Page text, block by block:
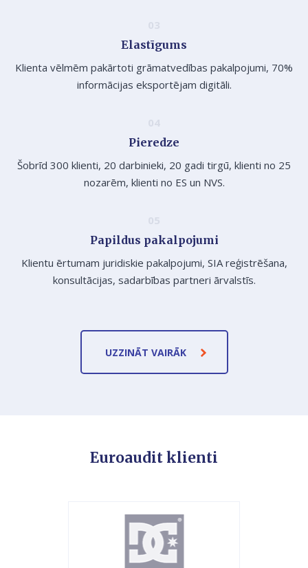
Elastīgums
Klienta vēlmēm pakārtoti grāmatvedības pakalpojumi, 70%
informācijas eksportējam digitāli.
Pieredze
Šobrīd 300 klienti, 20 darbinieki, 20 gadi tirgū, klienti no 25
nozarēm, klienti no ES un NVS.
Papildus pakalpojumi
Klientu ērtumam juridiskie pakalpojumi, SIA reģistrēšana,
konsultācijas, sadarbības partneri ārvalstīs.
UZZINĀT VAIRĀK
Euroaudit klienti